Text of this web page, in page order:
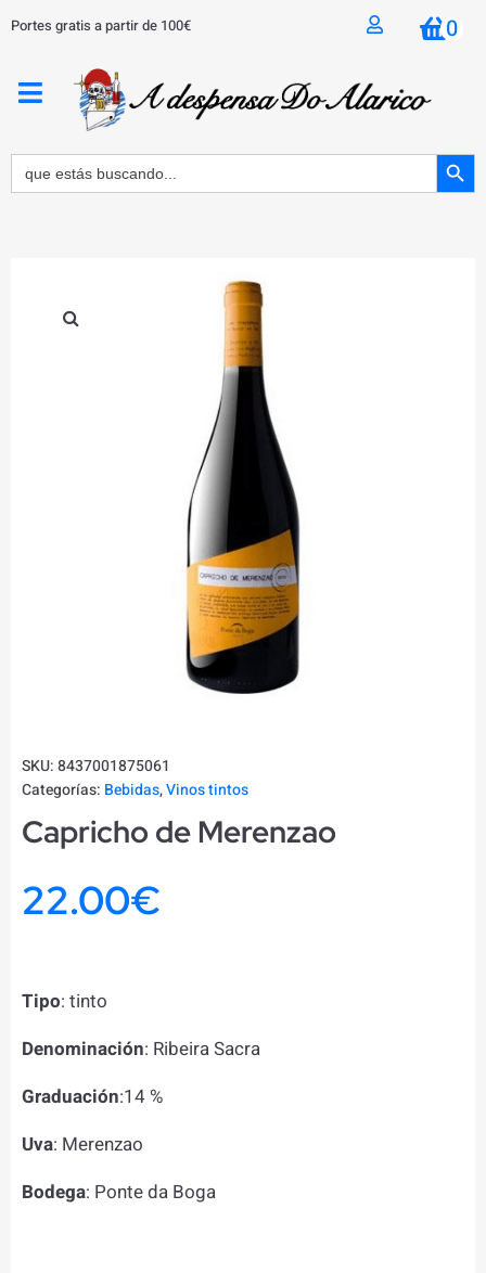
Portes gratis a partir de 100€ 0
Buscar: BOTÓN
SKU:8437001875061
Categorías: Bebidas,Vinos tintos
Capricho de Merenzao
22.00€
Tipo: tinto
Denominación: Ribeira Sacra
Graduación:14 %
Uva: Merenzao
Bodega: Ponte da Boga